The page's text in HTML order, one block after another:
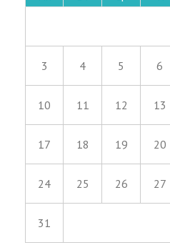
3 4 5 6
10 11 12 13
17 18 19 20
24 25 26 27
31